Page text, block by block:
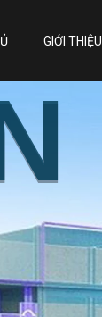
GIỚI THIỆU